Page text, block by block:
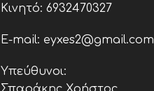
Κινητό: 6932470327
E-mail: eyxes2@gmail.com
Υπεύθυνοι: